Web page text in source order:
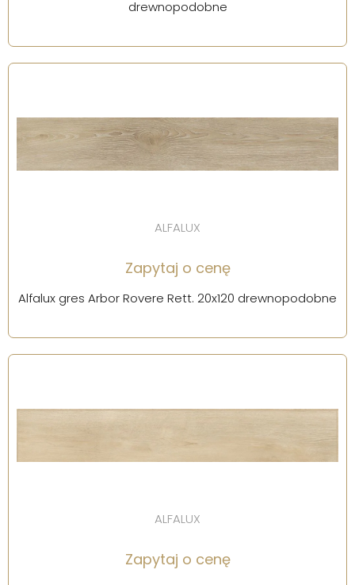
drewnopodobne
ALFALUX
Zapytaj o cenę
Alfalux gres Arbor Rovere Rett. 20x120 drewnopodobne
ALFALUX
Zapytaj o cenę